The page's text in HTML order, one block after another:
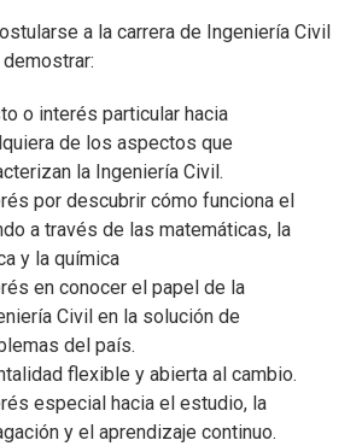
a la carrera de Ingeniería Civil
o interés particular hacia
de los aspectos que
la Ingeniería Civil.
por descubrir cómo funciona el
a través de las matemáticas, la
y la química
en conocer el papel de la
Civil en la solución de
del país.
flexible y abierta al cambio.
especial hacia el estudio, la
y el aprendizaje continuo.
Cali en
51%
de los profesores de
planta tienen título de
doctor.